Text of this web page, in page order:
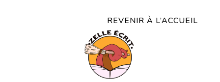
REVENIR À L’ACCUEIL